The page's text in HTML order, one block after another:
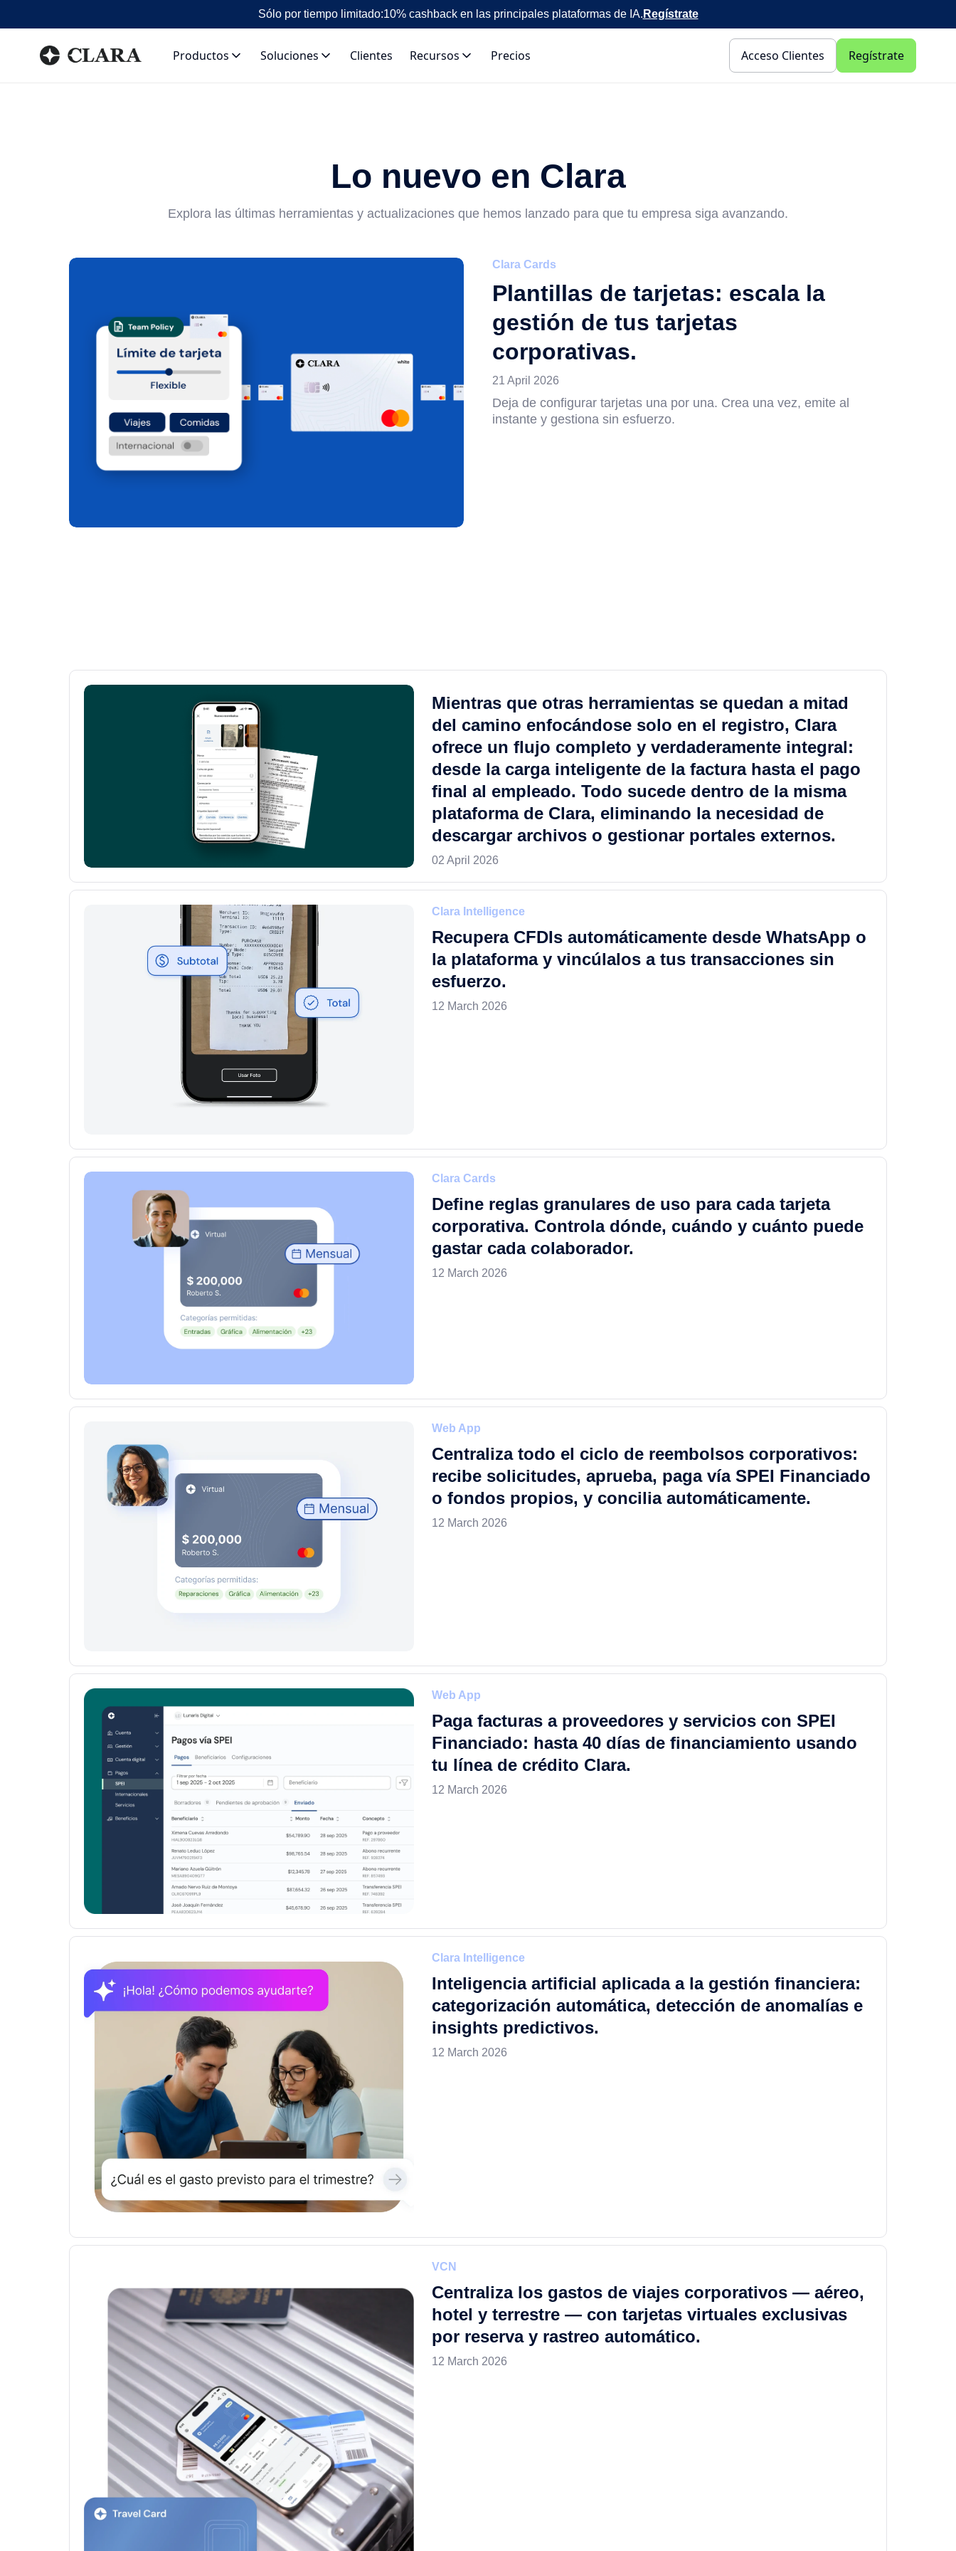
Sólo por tiempo limitado:10% cashback en las principales plataformas de IA. Regístrate
Productos Soluciones Clientes Recursos Precios Acceso Clientes Regístrate
Lo nuevo en Clara
Explora las últimas herramientas y actualizaciones que hemos lanzado para que tu empresa siga avanzando.
Clara Cards
Plantillas de tarjetas: escala la
gestión de tus tarjetas
corporativas.
21 April 2026
Deja de configurar tarjetas una por una. Crea una vez, emite al
instante y gestiona sin esfuerzo.
Mientras que otras herramientas se quedan a mitad
del camino enfocándose solo en el registro, Clara
ofrece un flujo completo y verdaderamente integral:
desde la carga inteligente de la factura hasta el pago
final al empleado. Todo sucede dentro de la misma
plataforma de Clara, eliminando la necesidad de
descargar archivos o gestionar portales externos.
02 April 2026
Clara Intelligence
Recupera CFDIs automáticamente desde WhatsApp o
la plataforma y vincúlalos a tus transacciones sin
esfuerzo.
12 March 2026
Clara Cards
Define reglas granulares de uso para cada tarjeta
corporativa. Controla dónde, cuándo y cuánto puede
gastar cada colaborador.
12 March 2026
Web App
Centraliza todo el ciclo de reembolsos corporativos:
recibe solicitudes, aprueba, paga vía SPEI Financiado
o fondos propios, y concilia automáticamente.
12 March 2026
Web App
Paga facturas a proveedores y servicios con SPEI
Financiado: hasta 40 días de financiamiento usando
tu línea de crédito Clara.
12 March 2026
Clara Intelligence
Inteligencia artificial aplicada a la gestión financiera:
categorización automática, detección de anomalías e
insights predictivos.
12 March 2026
VCN
Centraliza los gastos de viajes corporativos — aéreo,
hotel y terrestre — con tarjetas virtuales exclusivas
por reserva y rastreo automático.
12 March 2026